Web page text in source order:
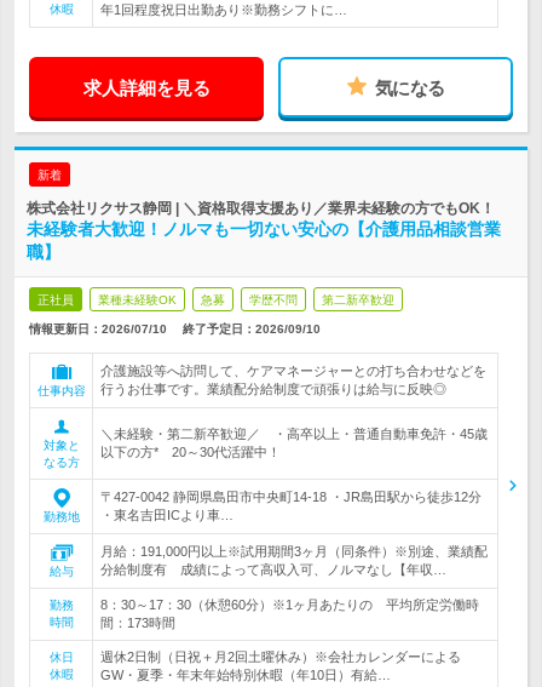
休暇
年1回程度祝日出勤あり※勤務シフトに…
求人詳細を見る 気になる
新着
株式会社リクサス静岡 | ＼資格取得支援あり／業界未経験の方でもOK！
未経験者大歓迎！ノルマも一切ない安心の【介護用品相談営業
職】
正社員 業種未経験OK 急募 学歴不問 第二新卒歓迎
情報更新日：2026/07/10 終了予定日： 2026/09/10
仕事内容
介護施設等へ訪問して、ケアマネージャーとの打ち合わせなどを
行うお仕事です。業績配分給制度で頑張りは給与に反映◎
対象と
なる方
＼未経験・第二新卒歓迎／ ・高卒以上・普通自動車免許・45歳
以下の方* 20～30代活躍中！
勤務地
〒427-0042 静岡県島田市中央町14-18 ・JR島田駅から徒歩12分
・東名吉田ICより車…
給与
月給：191,000円以上※試用期間3ヶ月（同条件）※別途、業績配
分給制度有 成績によって高収入可、ノルマなし【年収…
勤務
時間
8：30～17：30（休憩60分）※1ヶ月あたりの 平均所定労働時
間：173時間
休日
休暇
週休2日制（日祝＋月2回土曜休み）※会社カレンダーによる
GW・夏季・年末年始特別休暇（年10日）有給…